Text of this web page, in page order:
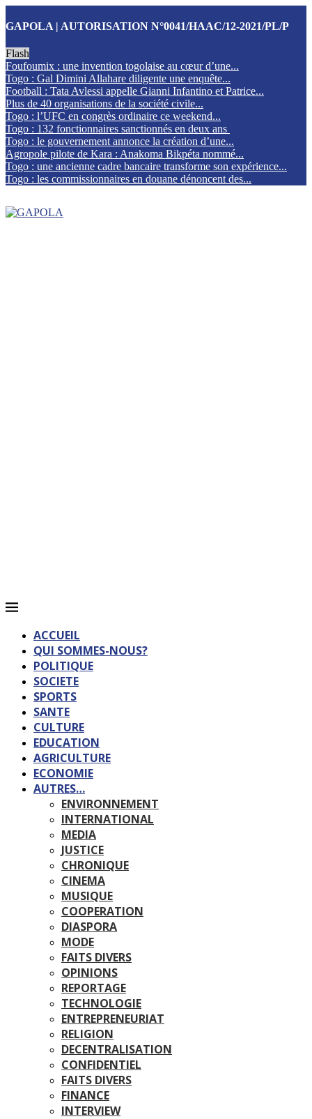
GAPOLA | AUTORISATION N°0041/HAAC/12-2021/PL/P
Flash
Foufoumix : une invention togolaise au cœur d’une...
Togo : Gal Dimini Allahare diligente une enquête...
Football : Tata Avlessi appelle Gianni Infantino et Patrice...
Plus de 40 organisations de la société civile...
Togo : l’UFC en congrès ordinaire ce weekend...
Togo : 132 fonctionnaires sanctionnés en deux ans
Togo : le gouvernement annonce la création d’une...
Agropole pilote de Kara : Anakoma Bikpéta nommé...
Togo : une ancienne cadre bancaire transforme son expérience...
Togo : les commissionnaires en douane dénoncent des...
ACCUEIL
QUI SOMMES-NOUS?
POLITIQUE
SOCIETE
SPORTS
SANTE
CULTURE
EDUCATION
AGRICULTURE
ECONOMIE
AUTRES…
ENVIRONNEMENT
INTERNATIONAL
MEDIA
JUSTICE
CHRONIQUE
CINEMA
MUSIQUE
COOPERATION
DIASPORA
MODE
FAITS DIVERS
OPINIONS
REPORTAGE
TECHNOLOGIE
ENTREPRENEURIAT
RELIGION
DECENTRALISATION
CONFIDENTIEL
FAITS DIVERS
FINANCE
INTERVIEW